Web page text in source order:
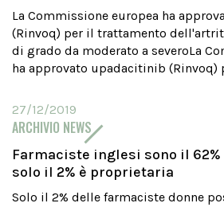
La Commissione europea ha
(Rinvoq) per il trattamento
di grado da moderato a severoLa
ha approvato upadacitinib (Rinvoq)
27/12/2019
ARCHIVIO NEWS
Farmaciste inglesi sono il
solo il 2% è proprietaria
Solo il 2% delle farmaciste donne